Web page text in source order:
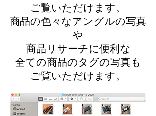
ご覧いただけます。
商品の色々なアングルの写真
や
商品リサーチに便利な
全ての商品のタグの写真も
ご覧いただけます。